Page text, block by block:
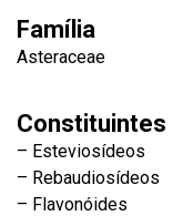
Família
Asteraceae
Constituintes
– Esteviosídeos
– Rebaudiosídeos
– Flavonóides